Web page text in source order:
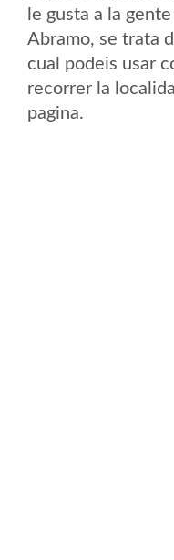
le gusta a la
Abramo, se trata
cual podeis usar
recorrer la
pagina.